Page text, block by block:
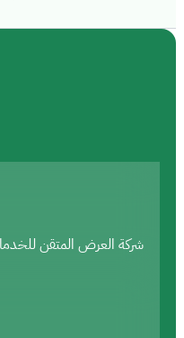
شركة العرض المتقن